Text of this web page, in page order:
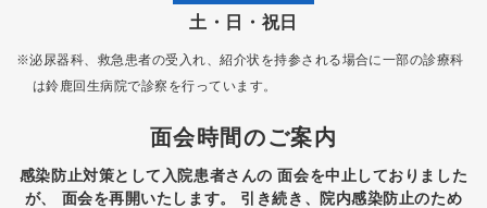
土・日・祝日
※泌尿器科、救急患者の受入れ、紹介状を持参される場合に一部の診療科
は鈴鹿回生病院で診察を行っています。
面会時間のご案内
感染防止対策として入院患者さんの面会を中止しておりました
が、 面会を再開いたします。 引き続き、院内感染防止のため